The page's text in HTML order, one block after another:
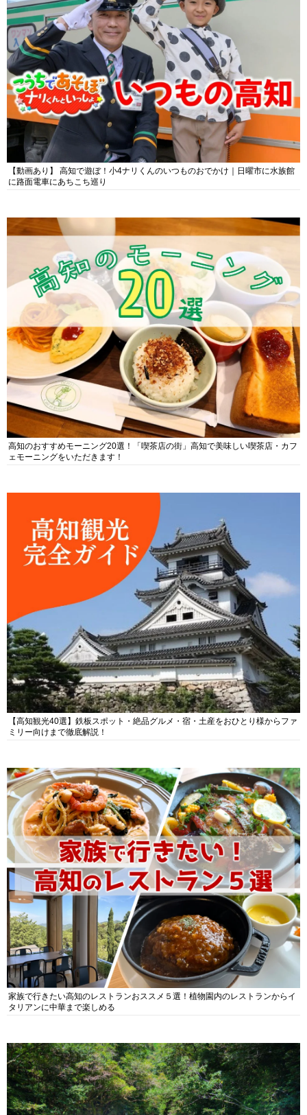
【動画あり】 高知で遊ぼ！小4ナリくんのいつものおでかけ｜日曜市に水族館
に路面電車にあちこち巡り
高知のおすすめモーニング20選！「喫茶店の街」高知で美味しい喫茶店・カフ
ェモーニングをいただきます！
【高知観光40選】鉄板スポット・絶品グルメ・宿・土産をおひとり様からファ
ミリー向けまで徹底解説！
家族で行きたい高知のレストランおススメ５選！植物園内のレストランからイ
タリアンに中華まで楽しめる